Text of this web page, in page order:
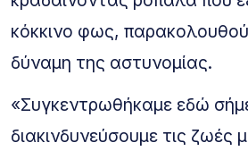
κόκκινο φως,
δύναμη της αστυνομίας.
«Συγκεντρωθήκαμε εδώ
διακινδυνεύσουμε τις ζωές